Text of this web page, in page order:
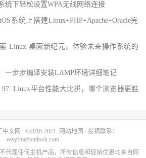
统下轻松设置WPA无线网络连接
系统上搭建Linux+PHP+Apache+Oracle完
Linux 桌面新纪元，体验未来操作系统的
一步步编译安装LAMP环境详细笔记
97: Linux平台性能大比拼，哪个浏览器更胜
中文网 ©2016-2021. 网站地图 / 投稿联系：
easyfm@outlook.com
代理任何主机产品，所有信息和促销优惠均来自网